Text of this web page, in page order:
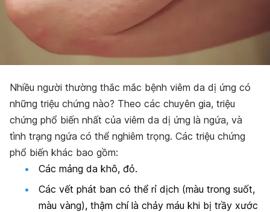
Nhiều người thường thắc mắc bệnh viêm da dị ứng có
những triệu chứng nào? Theo các chuyên gia, triệu
chứng phổ biến nhất của viêm da dị ứng là ngứa, và
tình trạng ngứa có thể nghiêm trọng. Các triệu chứng
phổ biến khác bao gồm:
Các mảng da khô, đỏ.
Các vết phát ban có thể rỉ dịch (màu trong suốt,
màu vàng), thậm chí là chảy máu khi bị trầy xước